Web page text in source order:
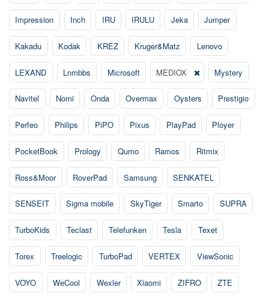
Impression Inch IRU IRULU Jeka Jumper
Kakadu Kodak KREZ Kruger&Matz Lenovo
LEXAND Lnmbbs Microsoft MEDIOX Mystery
Navitel Nomi Onda Overmax Oysters Prestigio
Perfeo Philips PiPO Pixus PlayPad Ployer
PocketBook Prology Qumo Ramos Ritmix
Ross&Moor RoverPad Samsung SENKATEL
SENSEIT Sigma mobile SkyTiger Smarto SUPRA
TurboKids Teclast Telefunken Tesla Texet
Torex Treelogic TurboPad VERTEX ViewSonic
VOYO WeCool Wexler Xiaomi ZIFRO ZTE